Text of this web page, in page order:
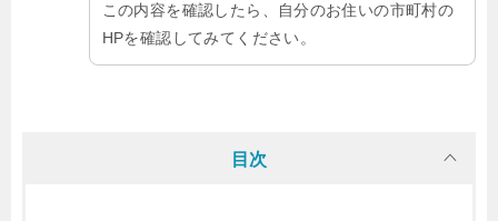
この内容を確認したら、自分のお住いの市町村の
HPを確認してみてください。
目次